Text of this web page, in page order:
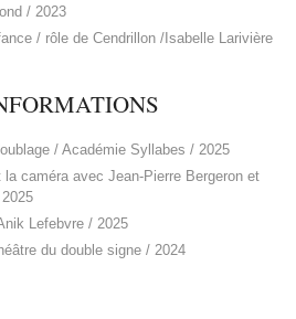
/ 2023
/ rôle de Cendrillon /Isabelle Larivière
/ Académie Syllabes / 2025
caméra avec Jean-Pierre Bergeron et
Lefebvre / 2025
du double signe / 2024